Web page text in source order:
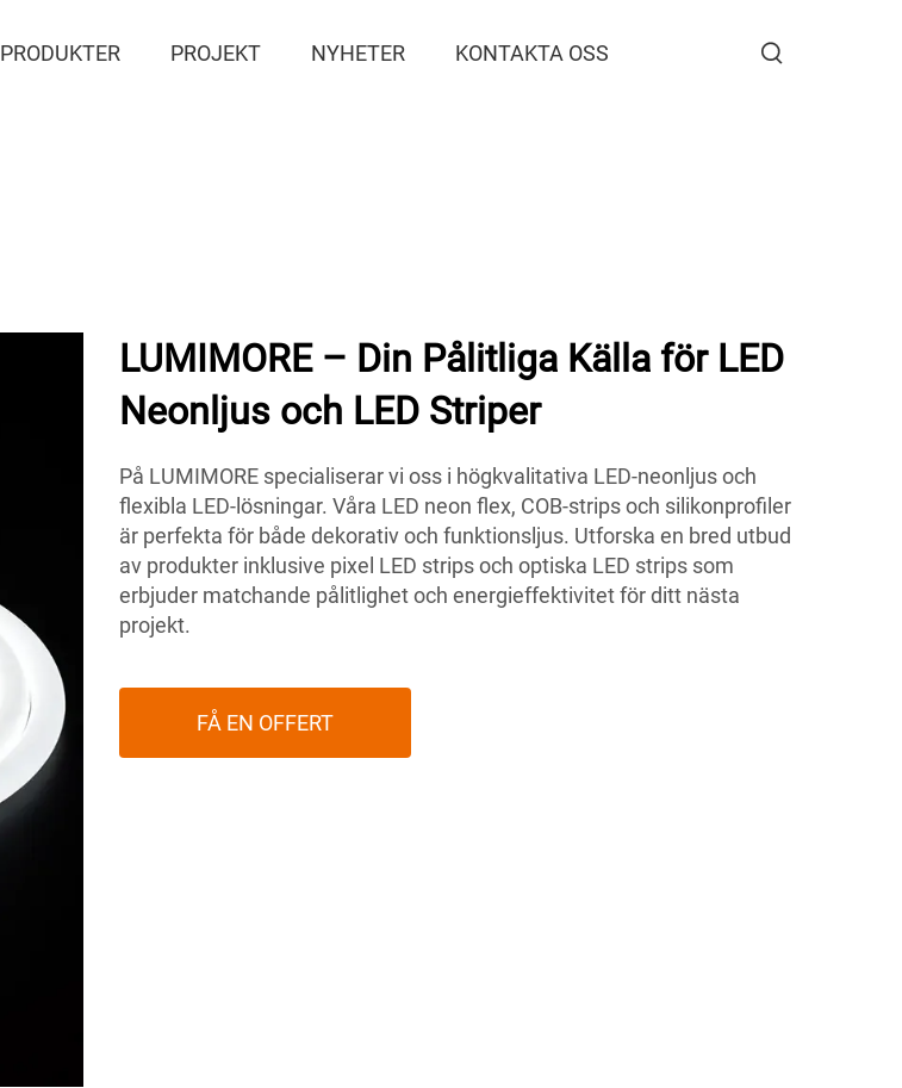
PRODUKTER PROJEKT NYHETER KONTAKTA OSS
LUMIMORE – Din Pålitliga Källa för LED
Neonljus och LED Striper
På LUMIMORE specialiserar vi oss i högkvalitativa LED-neonljus och
flexibla LED-lösningar. Våra LED neon flex, COB-strips och silikonprofiler
är perfekta för både dekorativ och funktionsljus. Utforska en bred utbud
av produkter inklusive pixel LED strips och optiska LED strips som
erbjuder matchande pålitlighet och energieffektivitet för ditt nästa
projekt.
FÅ EN OFFERT